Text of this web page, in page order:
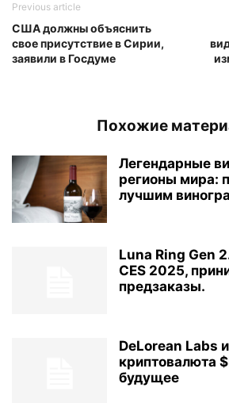
Previous article
США должны объяснить
свое присутствие в Сирии,
заявили в Госдуме
Похожие
Легендарные
регионы мира:
лучшим
Luna Ring Gen
CES 2025,
предзаказы.
DeLorean Labs
криптовалюта
будущее